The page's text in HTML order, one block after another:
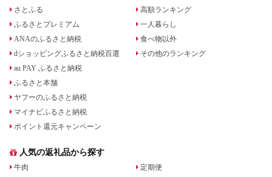
さとふる
ふるさとプレミアム
ANAのふるさと納税
dショッピングふるさと納税百選
au PAY ふるさと納税
ふるさと本舗
ヤフーのふるさと納税
マイナビふるさと納税
ポイント還元キャンペーン
高額ランキング
一人暮らし
食べ物以外
その他のランキング
人気の返礼品から探す
牛肉
定期便